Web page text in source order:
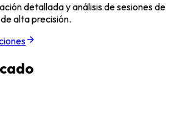
detallada y análisis de sesiones de
alta precisión.